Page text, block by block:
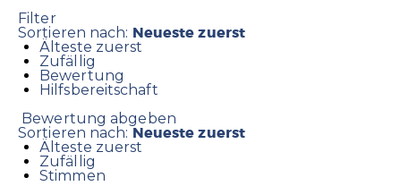
Filter
Sortieren nach: Neueste zuerst
Älteste zuerst
Zufällig
Bewertung
Hilfsbereitschaft
Bewertung abgeben
Sortieren nach: Neueste zuerst
Älteste zuerst
Zufällig
Stimmen